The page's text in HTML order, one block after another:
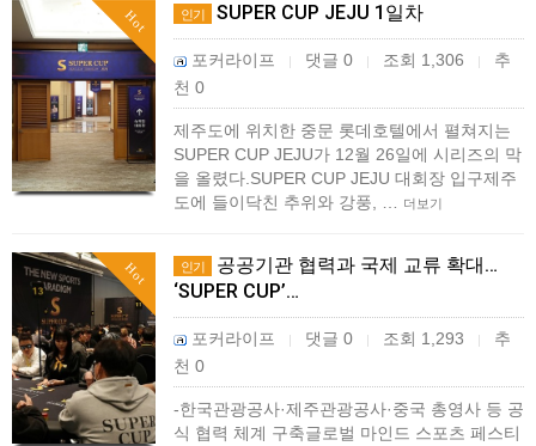
Hot 인기 SUPER CUP JEJU 1일차
포커라이프 | 댓글 0 | 조회 1,306 |
추
천 0
제주도에 위치한 중문 롯데호텔에서 펼쳐지는
SUPER CUP JEJU가 12월 26일에 시리즈의 막
을 올렸다.SUPER CUP JEJU 대회장 입구제주
도에 들이닥친 추위와 강풍, …
더보기
Hot 인기
공공기관 협력과 국제 교류 확대…
‘SUPER CUP’…
포커라이프 | 댓글 0 | 조회 1,293 |
추
천 0
-한국관광공사·제주관광공사·중국 총영사 등 공
식 협력 체계 구축글로벌 마인드 스포츠 페스티